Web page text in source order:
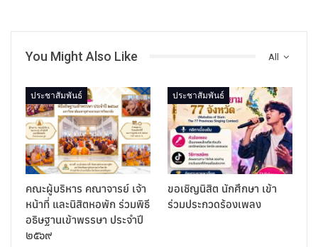
All
You Might Also Like
ประชาสัมพันธ์
คณะผู้บริหาร คณาจารย์ เจ้า
หน้าที่ และนิสิตหอพัก ร่วมพิธี
อธิษฐานเข้าพรรษา ประจำปี
๒๕๖๙
ประชาสัมพันธ์
ขอเชิญนิสิต นักศึกษา เข้า
ร่วมประกวดร้องเพลง